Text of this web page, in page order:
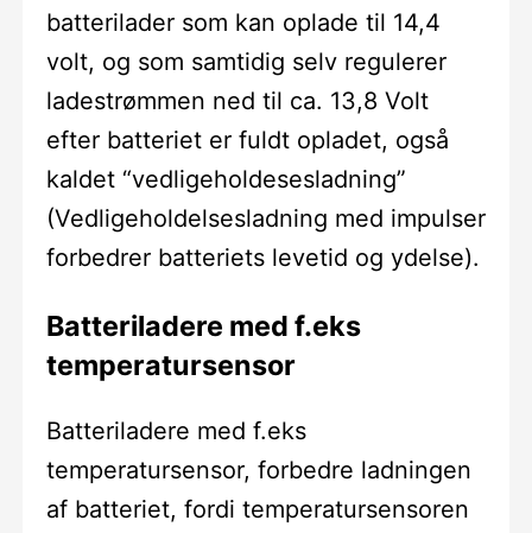
batterilader som kan oplade til 14,4
volt, og som samtidig selv regulerer
ladestrømmen ned til ca. 13,8 Volt
efter batteriet er fuldt opladet, også
kaldet “vedligeholdesesladning”
(Vedligeholdelsesladning med impulser
forbedrer batteriets levetid og ydelse).
Batteriladere med f.eks
temperatursensor
Batteriladere med f.eks
temperatursensor, forbedre ladningen
af batteriet, fordi temperatursensoren